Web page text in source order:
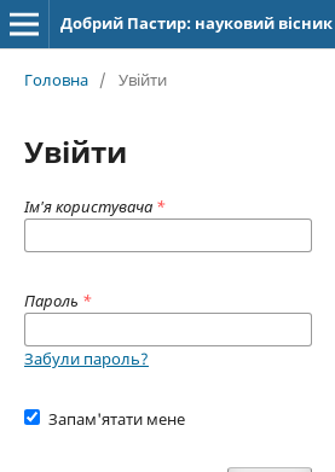
Головна / Увійти
Увійти
Ім'я користувача *
Пароль *
Забули пароль?
Запам'ятати мене